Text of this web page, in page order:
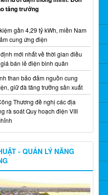
tăng trưởng
gần 4,29 tỷ kWh, miền Nam
cung ứng điện
mới nhất về thời gian điều
bán lẻ điện bình quân
than bảo đảm nguồn cung
giữ đà tăng trưởng sản xuất
Thương đề nghị các địa
rà soát Quy hoạch điện VIII
- QUẢN LÝ NĂNG